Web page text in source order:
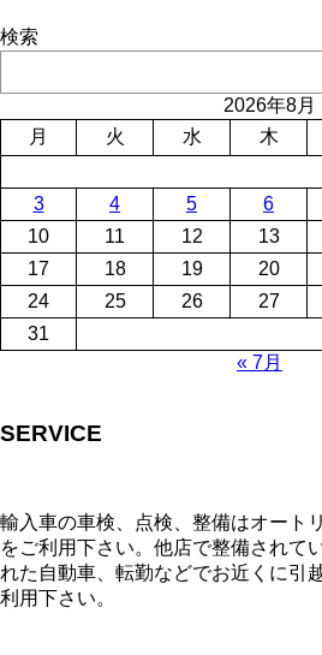
検索
2026年8月
月
火 水 木
3
4 5 6
10
11 12 13
17
18 19 20
24
25 26 27
31
« 7月
SERVICE
輸入車の車検、点検、整備はオート
をご利用下さい。他店で整備されて
れた自動車、転勤などでお近くに引
利用下さい。